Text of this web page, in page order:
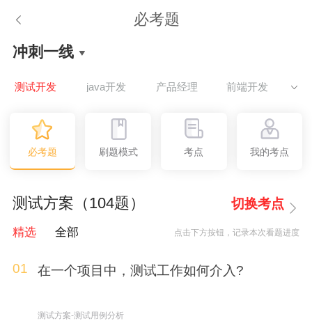
必考题
冲刺一线
测试开发 java开发 产品经理 前端开发
必考题 刷题模式 考点 我的考点
测试方案（104题） 切换考点
精选 全部 点击下方按钮，记录本次看题进度
01 在一个项目中，测试工作如何介入?
测试方案-测试用例分析